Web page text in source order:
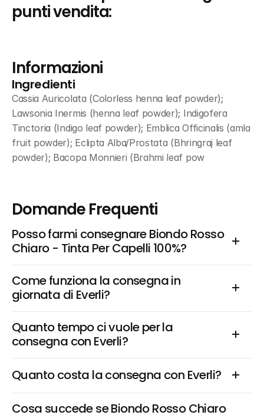
punti vendita:
Informazioni
Ingredienti
Cassia Auricolata (Colorless henna leaf powder);
Lawsonia Inermis (henna leaf powder); Indigofera
Tinctoria (Indigo leaf powder); Emblica Officinalis (amla
fruit powder); Eclipta Alba/Prostata (Bhringraj leaf
powder); Bacopa Monnieri (Brahmi leaf pow
Domande Frequenti
Posso farmi consegnare Biondo Rosso
Chiaro - Tinta Per Capelli 100%?
Come funziona la consegna in
giornata di Everli?
Quanto tempo ci vuole per la
consegna con Everli?
Quanto costa la consegna con Everli?
Cosa succede se Biondo Rosso Chiaro